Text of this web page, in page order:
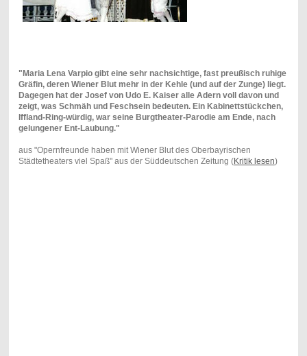
"Maria Lena Varpio gibt eine sehr nachsichtige, fast preußisch ruhige
Gräfin, deren Wiener Blut mehr in der Kehle (und auf der Zunge) liegt.
Dagegen hat der Josef von Udo E. Kaiser alle Adern voll davon und
zeigt, was Schmäh und Feschsein bedeuten. Ein Kabinettstückchen,
Iffland-Ring-würdig, war seine Burgtheater-Parodie am Ende, nach
gelungener Ent-Laubung."
aus "Opernfreunde haben mit Wiener Blut des Oberbayrischen
Städtetheaters viel Spaß" aus der Süddeutschen Zeitung (Kritik lesen)